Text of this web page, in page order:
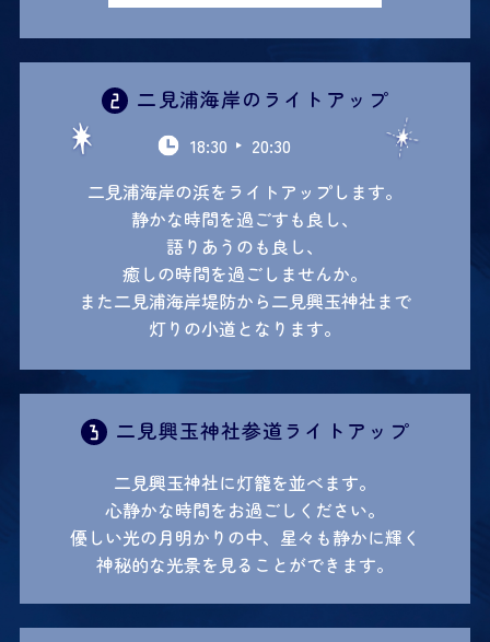
二見浦海岸のライトアップ
18:30
20:30
二見浦海岸の浜をライトアップします。
静かな時間を過ごすも良し、
語りあうのも良し、
癒しの時間を過ごしませんか。
また二見浦海岸堤防から二見興玉神社まで
灯りの小道となります。
二見興玉神社参道ライトアップ
二見興玉神社に灯籠を並べます。
心静かな時間をお過ごしください。
優しい光の月明かりの中、星々も静かに輝く
神秘的な光景を見ることができます。